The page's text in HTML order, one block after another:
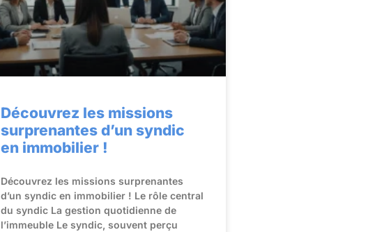
Découvrez les missions
surprenantes d’un syndic
en immobilier !
Découvrez les missions surprenantes
d’un syndic en immobilier ! Le rôle central
du syndic La gestion quotidienne de
l’immeuble Le syndic, souvent perçu